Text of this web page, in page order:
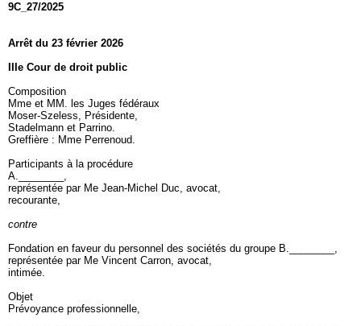
9C_27/2025
Arrêt du 23 février 2026
IIIe Cour de droit public
Composition
Mme et MM. les Juges fédéraux
Moser-Szeless, Présidente,
Stadelmann et Parrino.
Greffière : Mme Perrenoud.
Participants à la procédure
A.________,
représentée par Me Jean-Michel Duc, avocat,
recourante,
contre
Fondation en faveur du personnel des sociétés du groupe B.________,
représentée par Me Vincent Carron, avocat,
intimée.
Objet
Prévoyance professionnelle,